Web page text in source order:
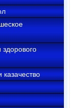
казачество